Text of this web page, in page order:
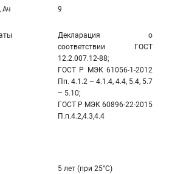
Ач 9
Декларация о
соответствии ГОСТ
12.2.007.12-88;
ГОСТ Р МЭК 61056-1-2012
Пп. 4.1.2 – 4.1.4, 4.4, 5.4, 5.7
– 5.10;
ГОСТ Р МЭК 60896-22-2015
П.п.4.2,4.3,4.4
5 лет (при 25°С)